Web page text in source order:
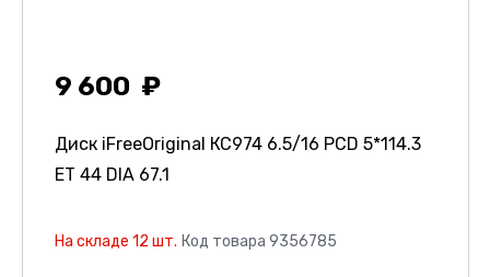
9 600
Диск iFreeOriginal КС974 6.5/16 PCD 5*114.3
ET 44 DIA 67.1
На складе 12 шт. Код товара 9356785